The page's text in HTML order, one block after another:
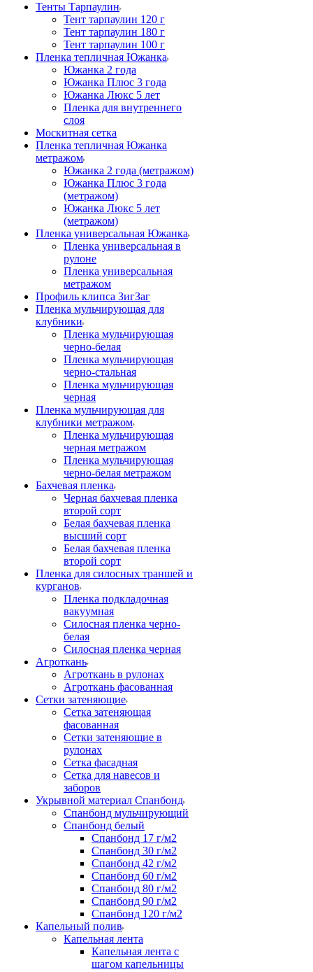
Тенты Тарпаулин
Тент тарпаулин 120 г
Тент тарпаулин 180 г
Тент тарпаулин 100 г
Пленка тепличная Южанка
Южанка 2 года
Южанка Плюс 3 года
Южанка Люкс 5 лет
Пленка для внутреннего
слоя
Москитная сетка
Пленка тепличная Южанка
метражом
Южанка 2 года (метражом)
Южанка Плюс 3 года
(метражом)
Южанка Люкс 5 лет
(метражом)
Пленка универсальная Южанка
Пленка универсальная в
рулоне
Пленка универсальная
метражом
Профиль клипса ЗигЗаг
Пленка мульчирующая для
клубники
Пленка мульчирующая
черно-белая
Пленка мульчирующая
черно-стальная
Пленка мульчирующая
черная
Пленка мульчирующая для
клубники метражом
Пленка мульчирующая
черная метражом
Пленка мульчирующая
черно-белая метражом
Бахчевая пленка
Черная бахчевая пленка
второй сорт
Белая бахчевая пленка
высший сорт
Белая бахчевая пленка
второй сорт
Пленка для силосных траншей и
курганов
Пленка подкладочная
вакуумная
Силосная пленка черно-
белая
Силосная пленка черная
Агроткань
Агроткань в рулонах
Агроткань фасованная
Сетки затеняющие
Сетка затеняющая
фасованная
Сетки затеняющие в
рулонах
Сетка фасадная
Сетка для навесов и
заборов
Укрывной материал Спанбонд
Спанбонд мульчирующий
Спанбонд белый
Спанбонд 17 г/м2
Спанбонд 30 г/м2
Спанбонд 42 г/м2
Спанбонд 60 г/м2
Спанбонд 80 г/м2
Спанбонд 90 г/м2
Спанбонд 120 г/м2
Капельный полив
Капельная лента
Капельная лента с
шагом капельницы